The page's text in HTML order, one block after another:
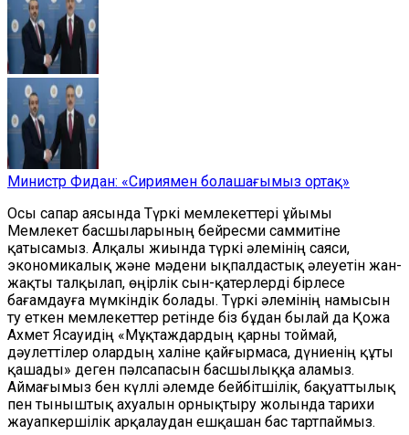
Министр Фидан: «Сириямен болашағымыз ортақ»
Осы сапар аясында Түркі мемлекеттері ұйымы
Мемлекет басшыларының бейресми саммитіне
қатысамыз. Алқалы жиында түркі әлемінің саяси,
экономикалық және мәдени ықпалдастық әлеуетін жан-
жақты талқылап, өңірлік сын-қатерлерді бірлесе
бағамдауға мүмкіндік болады. Түркі әлемінің намысын
ту еткен мемлекеттер ретінде біз бұдан былай да Қожа
Ахмет Ясауидің «Мұқтаждардың қарны тоймай,
дәулеттілер олардың халіне қайғырмаса, дүниенің құты
қашады» деген пәлсапасын басшылыққа аламыз.
Аймағымыз бен күллі әлемде бейбітшілік, бақуаттылық
пен тыныштық ахуалын орнықтыру жолында тарихи
жауапкершілік арқалаудан ешқашан бас тартпаймыз.